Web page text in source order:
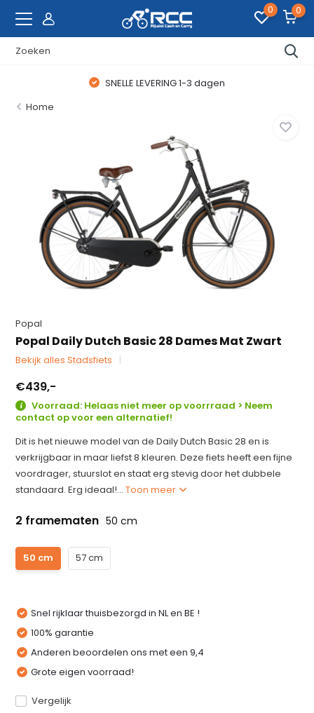
0 0
SNELLE LEVERING 1-3 dagen
Home
Popal
Popal Daily Dutch Basic 28 Dames Mat Zwart
Bekijk alles Stadsfiets
€439,-
Voorraad: Helaas niet meer op voorrraad > Neem
contact op voor een alternatief!
Dit is het nieuwe model van de Daily Dutch Basic 28 en is
verkrijgbaar in maar liefst 8 kleuren. Deze fiets heeft een fijne
voordrager, stuurslot en staat erg stevig door het dubbele
standaard. Erg ideaal!...Toon meer
2 framematen 50 cm
50 cm 57 cm
Snel rijklaar thuisbezorgd in NL en BE !
100% garantie
Anderen beoordelen ons met een 9,4
Grote eigen voorraad!
Vergelijk